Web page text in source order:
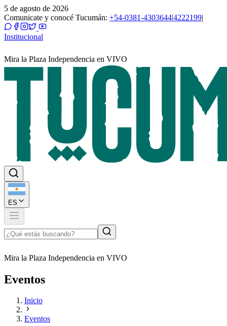
5 de agosto de 2026
Comunicate y conocé Tucumán: +54-0381-4303644|4222199|
Institucional
Mira la Plaza Independencia en VIVO
ES
Mira la Plaza Independencia en VIVO
Eventos
Inicio
Eventos